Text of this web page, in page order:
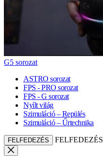
G5 sorozat
ASTRO sorozat
FPS - PRO sorozat
FPS - G sorozat
Nyílt világ
Szimuláció – Repülés
Szimuláció – Űrtechnika
FELFEDEZÉS FELFEDEZÉS